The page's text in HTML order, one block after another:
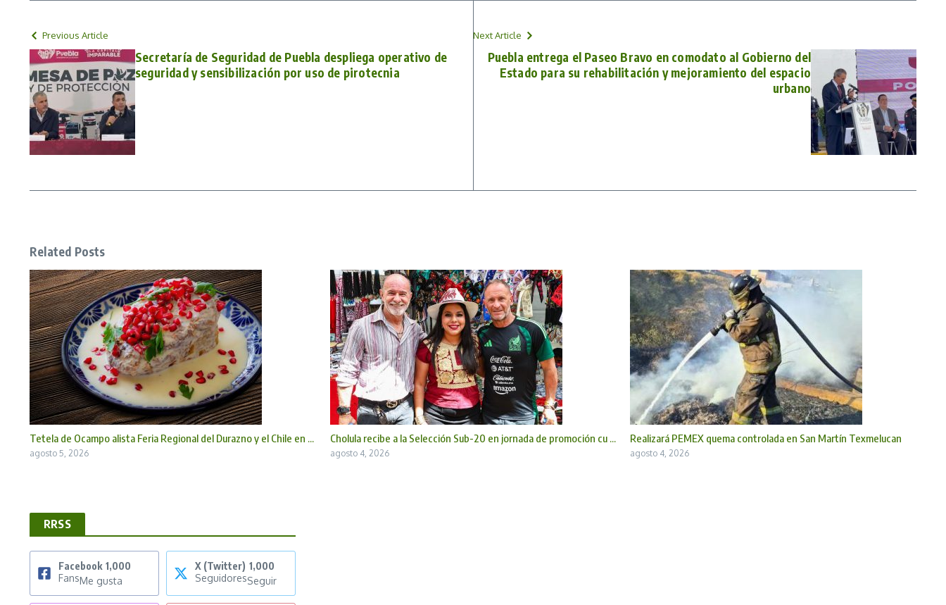
Previous Article
Secretaría de Seguridad de Puebla despliega operativo de
seguridad y sensibilización por uso de pirotecnia
Next Article
Puebla entrega el Paseo Bravo en comodato al Gobierno del
Estado para su rehabilitación y mejoramiento del espacio
urbano
Related Posts
Tetela de Ocampo alista Feria Regional del Durazno y el Chile en ...
agosto 5, 2026
Cholula recibe a la Selección Sub-20 en jornada de promoción cu ...
agosto 4, 2026
Realizará PEMEX quema controlada en San Martín Texmelucan
agosto 4, 2026
RRSS
Facebook 1,000
FansMe gusta
X (Twitter) 1,000
SeguidoresSeguir